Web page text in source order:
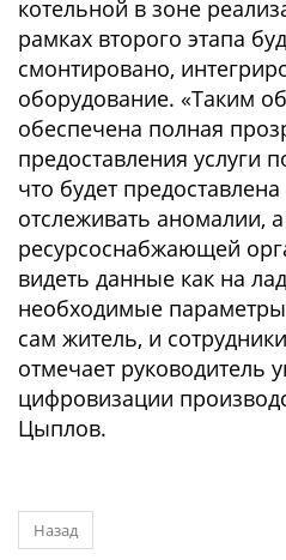
котельной в зоне
рамках второго этапа
смонтировано,
оборудование. «Таким
обеспечена полная
предоставления услуги
что будет
отслеживать аномалии,
ресурсоснабжающей
видеть данные как на
необходимые
сам житель, и
отмечает руководитель
цифровизации
Цыплов.
Назад